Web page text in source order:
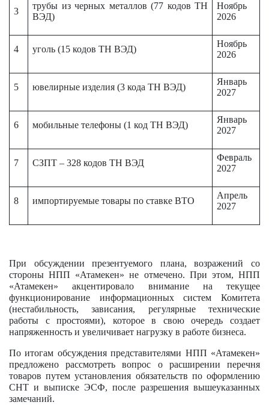
3
трубы из черных металлов (77 кодов ТН
ВЭД)
Ноябрь
2026
4 уголь (15 кодов ТН ВЭД)
Ноябрь
2026
5 ювелирные изделия (3 кода ТН ВЭД)
Январь
2027
6 мобильные телефоны (1 код ТН ВЭД)
Январь
2027
7 СЗПТ – 328 кодов ТН ВЭД
Февраль
2027
8 импортируемые товары по ставке ВТО
Апрель
2027
При обсуждении презентуемого плана, возражений со
стороны НПП «Атамекен» не отмечено. При этом, НПП
«Атамекен» акцентировало внимание на текущее
функционирование информационных систем Комитета
(нестабильность, зависания, регулярные технические
работы с простоями), которое в свою очередь создает
напряженность и увеличивает нагрузку в работе бизнеса.
По итогам обсуждения представителями НПП «Атамекен»
предложено рассмотреть вопрос о расширении перечня
товаров путем установления обязательств по оформлению
СНТ и выписке ЭСФ, после разрешения вышеуказанных
замечаний.